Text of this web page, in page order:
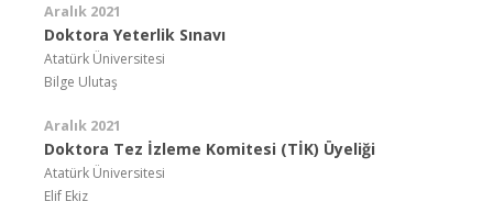
Aralık 2021
Doktora Yeterlik Sınavı
Atatürk Üniversitesi
Bilge Ulutaş
Aralık 2021
Doktora Tez İzleme Komitesi (TİK) Üyeliği
Atatürk Üniversitesi
Elif Ekiz